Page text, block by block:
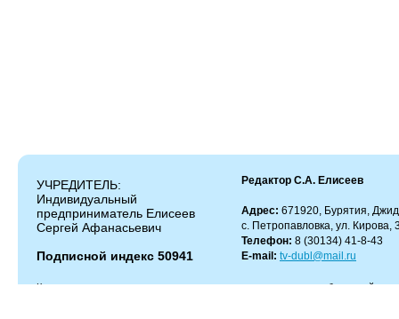
УЧРЕДИТЕЛЬ:
Индивидуальный
предприниматель Елисеев
Сергей Афанасьевич
Подписной индекс 50941
Редактор С.А. Елисеев
Адрес: 671920, Бурятия,
с. Петропавловка, ул. Кирова,
Телефон: 8 (30134) 41-8-43
E-mail: tv-dubl@mail.ru
Копирование и цитирование материалов разрешено только с работающей